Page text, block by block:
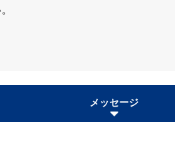
メッセージ